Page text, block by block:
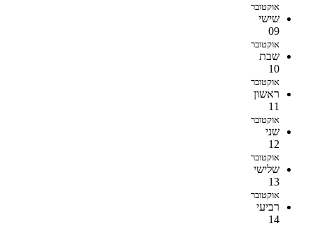
אוקטובר
שישי
09
אוקטובר
שבת
10
אוקטובר
ראשון
11
אוקטובר
שני
12
אוקטובר
שלישי
13
אוקטובר
רביעי
14